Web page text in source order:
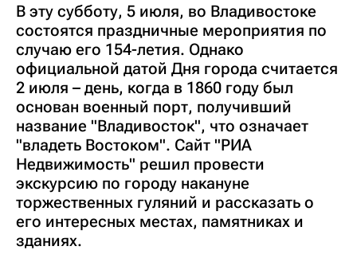
В эту субботу, 5 июля, во Владивостоке
состоятся праздничные мероприятия по
случаю его 154-летия. Однако
официальной датой Дня города считается
2 июля – день, когда в 1860 году был
основан военный порт, получивший
название "Владивосток", что означает
"владеть Востоком". Сайт "РИА
Недвижимость" решил провести
экскурсию по городу накануне
торжественных гуляний и рассказать о
его интересных местах, памятниках и
зданиях.